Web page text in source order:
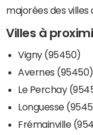
majorées des villes
Villes à
Vigny (95450)
Avernes (95450)
Le Perchay
Longuesse
Frémainville